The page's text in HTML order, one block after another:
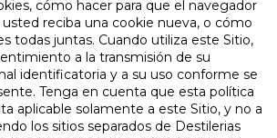
cómo hacer para que el navegador
reciba una cookie nueva, o cómo
todas juntas. Cuando utiliza este Sitio,
a la transmisión de su
identificatoria y a su uso conforme se
Tenga en cuenta que esta política
aplicable solamente a este Sitio, y no a
los sitios separados de Destilerias